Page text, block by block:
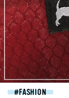
FASHION